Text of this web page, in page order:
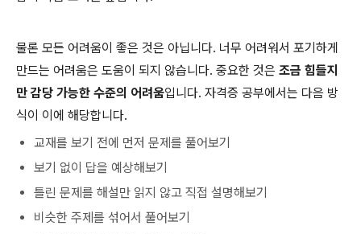
물론 모든 어려움이 좋은 것은 아닙니다. 너무 어려워서 포기하게
만드는 어려움은 도움이 되지 않습니다. 중요한 것은 조금 힘들지
만 감당 가능한 수준의 어려움입니다. 자격증 공부에서는 다음 방
식이 이에 해당합니다.
교재를 보기 전에 먼저 문제를 풀어보기
보기 없이 답을 예상해보기
틀린 문제를 해설만 읽지 않고 직접 설명해보기
비슷한 주제를 섞어서 풀어보기